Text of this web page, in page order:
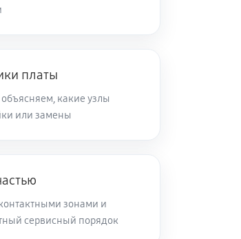
платы
какие узлы
или замены
зонами и
сервисный порядок